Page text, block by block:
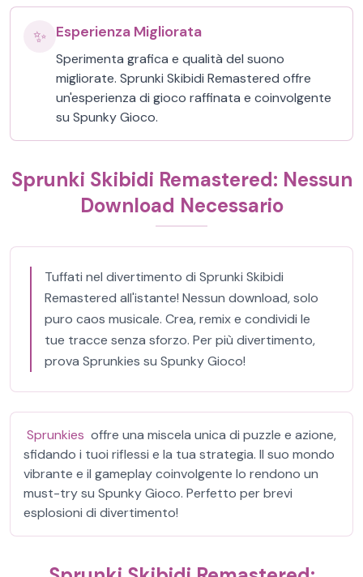
✨ Esperienza Migliorata
Sperimenta grafica e qualità del suono
migliorate. Sprunki Skibidi Remastered offre
un'esperienza di gioco raffinata e coinvolgente
su Spunky Gioco.
Sprunki Skibidi Remastered: Nessun
Download Necessario
Tuffati nel divertimento di Sprunki Skibidi
Remastered all'istante! Nessun download, solo
puro caos musicale. Crea, remix e condividi le
tue tracce senza sforzo. Per più divertimento,
prova Sprunkies su Spunky Gioco!
Sprunkies offre una miscela unica di puzzle e azione,
sfidando i tuoi riflessi e la tua strategia. Il suo mondo
vibrante e il gameplay coinvolgente lo rendono un
must-try su Spunky Gioco. Perfetto per brevi
esplosioni di divertimento!